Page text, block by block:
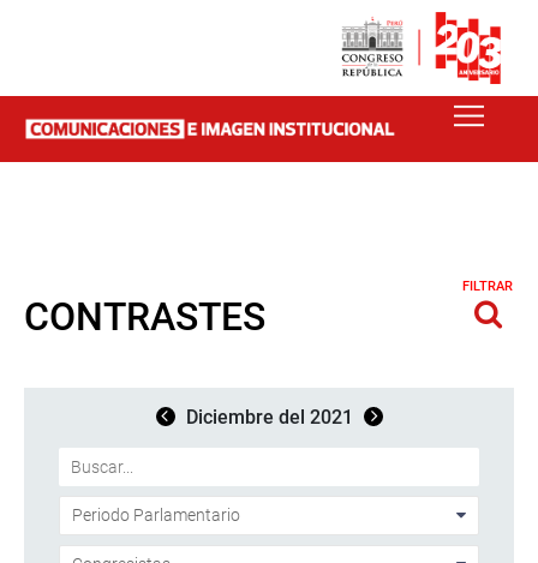
CONTRASTES
FILTRAR
Diciembre del 2021